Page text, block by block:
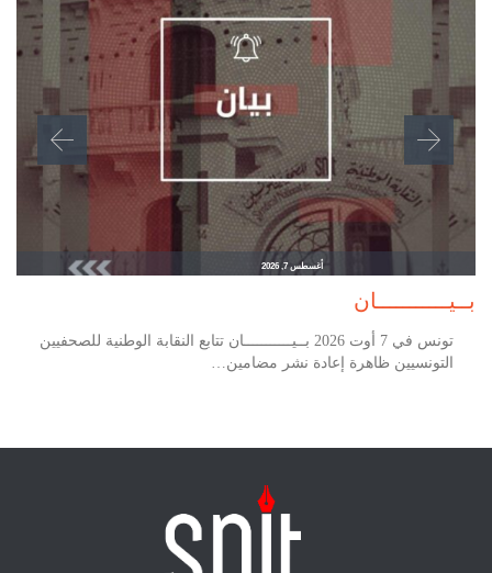
أغسطس 7, 2026
بــيـــــــــــان
تونس في 7 أوت 2026 بــيـــــــــــان تتابع النقابة الوطنية للصحفيين
التونسيين ظاهرة إعادة نشر مضامين…